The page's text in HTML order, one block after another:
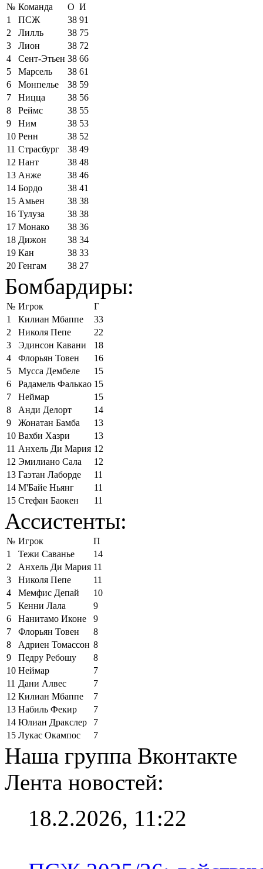
№ Команда О И
1
ПСЖ 38 91
2
Лилль 38 75
3
Лион 38 72
4
Сент-Этьен 38 66
5
Марсель 38 61
6
Монпелье 38 59
7
Ницца 38 56
8
Реймс 38 55
9
Ним 38 53
10 Ренн 38 52
11 Страсбург 38 49
12 Нант 38 48
13 Анже 38 46
14 Бордо 38 41
15 Амьен 38 38
16 Тулуза 38 38
17 Монако 38 36
18 Дижон 38 34
19 Кан 38 33
20 Генгам 38 27
Бомбардиры:
№ Игрок
Г
1
Килиан Мбаппе
33
2
Николя Пепе
22
3
Эдинсон Кавани
18
4
Флорьян Товен
16
5
Мусса Дембеле
15
6
Радамель Фалькао 15
7
Неймар
15
8
Анди Делорт
14
9
Жонатан Бамба
13
10 Вахби Хазри
13
11 Анхель Ди Мария 12
12 Эмилиано Сала
12
13 Гаэтан Лаборде
11
14 М'Байе Ньянг
11
15 Стефан Баокен 11
Ассистенты:
№ Игрок
П
1
Тежи Саванье
14
2
Анхель Ди Мария 11
3
Николя Пепе
11
4
Мемфис Депай
10
5
Кенни Лала
9
6
Нанитамо Иконе
9
7
Флорьян Товен
8
8
Адриен Томассон 8
9
Педру Ребошу
8
10 Неймар
7
11 Дани Алвес
7
12 Килиан Мбаппе
7
13 Набиль Фекир
7
14 Юлиан Дракслер
7
15 Лукас Окампос 7
Наша группа Вконтакте
Лента новостей:
18.2.2026, 11:22